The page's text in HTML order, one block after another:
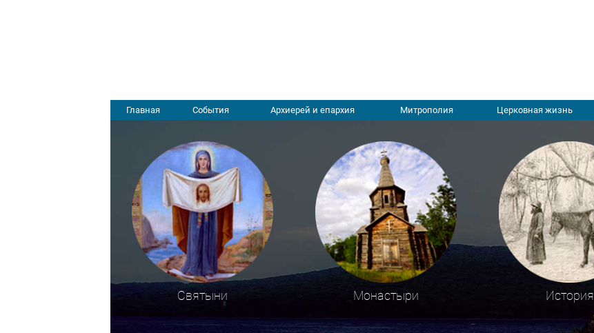
Главная События Архиерей и епархия Митрополия Церковная жизнь
Святыни Монастыри История